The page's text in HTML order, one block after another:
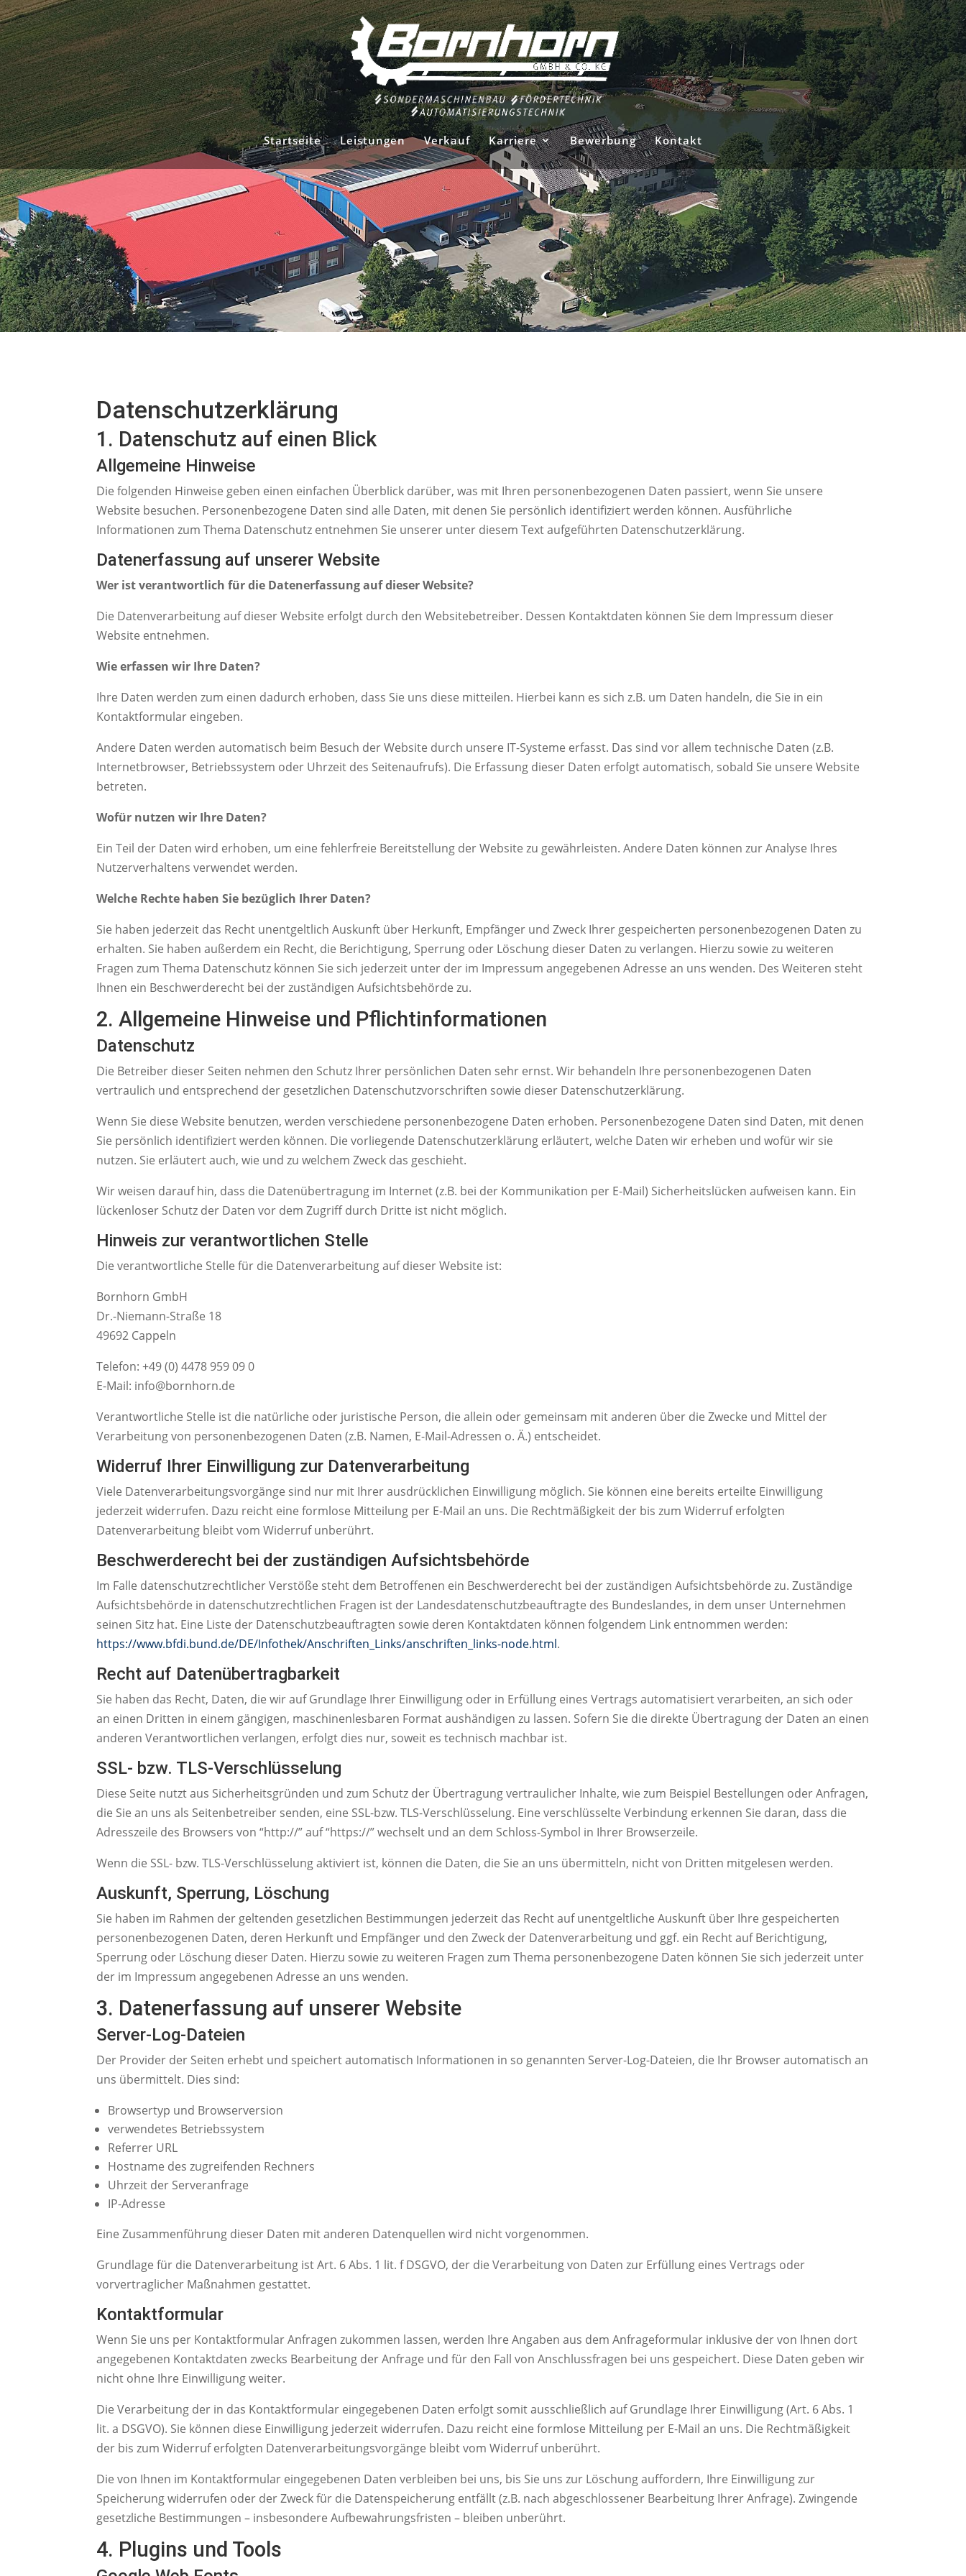
Startseite Leistungen Verkauf Karriere Bewerbung Kontakt
Datenschutzerklärung
1. Datenschutz auf einen Blick
Allgemeine Hinweise
Die folgenden Hinweise geben einen einfachen Überblick darüber, was mit Ihren personenbezogenen Daten passiert, wenn Sie unsere
Website besuchen. Personenbezogene Daten sind alle Daten, mit denen Sie persönlich identifiziert werden können. Ausführliche
Informationen zum Thema Datenschutz entnehmen Sie unserer unter diesem Text aufgeführten Datenschutzerklärung.
Datenerfassung auf unserer Website
Wer ist verantwortlich für die Datenerfassung auf dieser Website?
Die Datenverarbeitung auf dieser Website erfolgt durch den Websitebetreiber. Dessen Kontaktdaten können Sie dem Impressum dieser
Website entnehmen.
Wie erfassen wir Ihre Daten?
Ihre Daten werden zum einen dadurch erhoben, dass Sie uns diese mitteilen. Hierbei kann es sich z.B. um Daten handeln, die Sie in ein
Kontaktformular eingeben.
Andere Daten werden automatisch beim Besuch der Website durch unsere IT-Systeme erfasst. Das sind vor allem technische Daten (z.B.
Internetbrowser, Betriebssystem oder Uhrzeit des Seitenaufrufs). Die Erfassung dieser Daten erfolgt automatisch, sobald Sie unsere Website
betreten.
Wofür nutzen wir Ihre Daten?
Ein Teil der Daten wird erhoben, um eine fehlerfreie Bereitstellung der Website zu gewährleisten. Andere Daten können zur Analyse Ihres
Nutzerverhaltens verwendet werden.
Welche Rechte haben Sie bezüglich Ihrer Daten?
Sie haben jederzeit das Recht unentgeltlich Auskunft über Herkunft, Empfänger und Zweck Ihrer gespeicherten personenbezogenen Daten zu
erhalten. Sie haben außerdem ein Recht, die Berichtigung, Sperrung oder Löschung dieser Daten zu verlangen. Hierzu sowie zu weiteren
Fragen zum Thema Datenschutz können Sie sich jederzeit unter der im Impressum angegebenen Adresse an uns wenden. Des Weiteren steht
Ihnen ein Beschwerderecht bei der zuständigen Aufsichtsbehörde zu.
2. Allgemeine Hinweise und Pflichtinformationen
Datenschutz
Die Betreiber dieser Seiten nehmen den Schutz Ihrer persönlichen Daten sehr ernst. Wir behandeln Ihre personenbezogenen Daten
vertraulich und entsprechend der gesetzlichen Datenschutzvorschriften sowie dieser Datenschutzerklärung.
Wenn Sie diese Website benutzen, werden verschiedene personenbezogene Daten erhoben. Personenbezogene Daten sind Daten, mit denen
Sie persönlich identifiziert werden können. Die vorliegende Datenschutzerklärung erläutert, welche Daten wir erheben und wofür wir sie
nutzen. Sie erläutert auch, wie und zu welchem Zweck das geschieht.
Wir weisen darauf hin, dass die Datenübertragung im Internet (z.B. bei der Kommunikation per E-Mail) Sicherheitslücken aufweisen kann. Ein
lückenloser Schutz der Daten vor dem Zugriff durch Dritte ist nicht möglich.
Hinweis zur verantwortlichen Stelle
Die verantwortliche Stelle für die Datenverarbeitung auf dieser Website ist:
Bornhorn GmbH
Dr.-Niemann-Straße 18
49692 Cappeln
Telefon: +49 (0) 4478 959 09 0
E-Mail: info@bornhorn.de
Verantwortliche Stelle ist die natürliche oder juristische Person, die allein oder gemeinsam mit anderen über die Zwecke und Mittel der
Verarbeitung von personenbezogenen Daten (z.B. Namen, E-Mail-Adressen o. Ä.) entscheidet.
Widerruf Ihrer Einwilligung zur Datenverarbeitung
Viele Datenverarbeitungsvorgänge sind nur mit Ihrer ausdrücklichen Einwilligung möglich. Sie können eine bereits erteilte Einwilligung
jederzeit widerrufen. Dazu reicht eine formlose Mitteilung per E-Mail an uns. Die Rechtmäßigkeit der bis zum Widerruf erfolgten
Datenverarbeitung bleibt vom Widerruf unberührt.
Beschwerderecht bei der zuständigen Aufsichtsbehörde
Im Falle datenschutzrechtlicher Verstöße steht dem Betroffenen ein Beschwerderecht bei der zuständigen Aufsichtsbehörde zu. Zuständige
Aufsichtsbehörde in datenschutzrechtlichen Fragen ist der Landesdatenschutzbeauftragte des Bundeslandes, in dem unser Unternehmen
seinen Sitz hat. Eine Liste der Datenschutzbeauftragten sowie deren Kontaktdaten können folgendem Link entnommen werden:
https://www.bfdi.bund.de/DE/Infothek/Anschriften_Links/anschriften_links-node.html.
Recht auf Datenübertragbarkeit
Sie haben das Recht, Daten, die wir auf Grundlage Ihrer Einwilligung oder in Erfüllung eines Vertrags automatisiert verarbeiten, an sich oder
an einen Dritten in einem gängigen, maschinenlesbaren Format aushändigen zu lassen. Sofern Sie die direkte Übertragung der Daten an einen
anderen Verantwortlichen verlangen, erfolgt dies nur, soweit es technisch machbar ist.
SSL- bzw. TLS-Verschlüsselung
Diese Seite nutzt aus Sicherheitsgründen und zum Schutz der Übertragung vertraulicher Inhalte, wie zum Beispiel Bestellungen oder Anfragen,
die Sie an uns als Seitenbetreiber senden, eine SSL-bzw. TLS-Verschlüsselung. Eine verschlüsselte Verbindung erkennen Sie daran, dass die
Adresszeile des Browsers von “http://” auf “https://” wechselt und an dem Schloss-Symbol in Ihrer Browserzeile.
Wenn die SSL- bzw. TLS-Verschlüsselung aktiviert ist, können die Daten, die Sie an uns übermitteln, nicht von Dritten mitgelesen werden.
Auskunft, Sperrung, Löschung
Sie haben im Rahmen der geltenden gesetzlichen Bestimmungen jederzeit das Recht auf unentgeltliche Auskunft über Ihre gespeicherten
personenbezogenen Daten, deren Herkunft und Empfänger und den Zweck der Datenverarbeitung und ggf. ein Recht auf Berichtigung,
Sperrung oder Löschung dieser Daten. Hierzu sowie zu weiteren Fragen zum Thema personenbezogene Daten können Sie sich jederzeit unter
der im Impressum angegebenen Adresse an uns wenden.
3. Datenerfassung auf unserer Website
Server-Log-Dateien
Der Provider der Seiten erhebt und speichert automatisch Informationen in so genannten Server-Log-Dateien, die Ihr Browser automatisch an
uns übermittelt. Dies sind:
Browsertyp und Browserversion
verwendetes Betriebssystem
Referrer URL
Hostname des zugreifenden Rechners
Uhrzeit der Serveranfrage
IP-Adresse
Eine Zusammenführung dieser Daten mit anderen Datenquellen wird nicht vorgenommen.
Grundlage für die Datenverarbeitung ist Art. 6 Abs. 1 lit. f DSGVO, der die Verarbeitung von Daten zur Erfüllung eines Vertrags oder
vorvertraglicher Maßnahmen gestattet.
Kontaktformular
Wenn Sie uns per Kontaktformular Anfragen zukommen lassen, werden Ihre Angaben aus dem Anfrageformular inklusive der von Ihnen dort
angegebenen Kontaktdaten zwecks Bearbeitung der Anfrage und für den Fall von Anschlussfragen bei uns gespeichert. Diese Daten geben wir
nicht ohne Ihre Einwilligung weiter.
Die Verarbeitung der in das Kontaktformular eingegebenen Daten erfolgt somit ausschließlich auf Grundlage Ihrer Einwilligung (Art. 6 Abs. 1
lit. a DSGVO). Sie können diese Einwilligung jederzeit widerrufen. Dazu reicht eine formlose Mitteilung per E-Mail an uns. Die Rechtmäßigkeit
der bis zum Widerruf erfolgten Datenverarbeitungsvorgänge bleibt vom Widerruf unberührt.
Die von Ihnen im Kontaktformular eingegebenen Daten verbleiben bei uns, bis Sie uns zur Löschung auffordern, Ihre Einwilligung zur
Speicherung widerrufen oder der Zweck für die Datenspeicherung entfällt (z.B. nach abgeschlossener Bearbeitung Ihrer Anfrage). Zwingende
gesetzliche Bestimmungen – insbesondere Aufbewahrungsfristen – bleiben unberührt.
4. Plugins und Tools